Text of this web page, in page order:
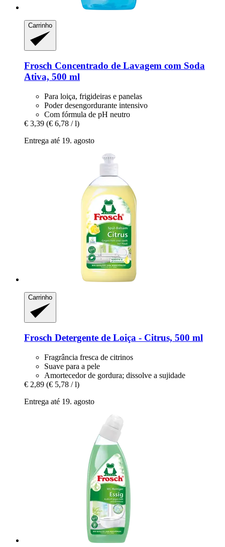
Carrinho
Frosch Concentrado de Lavagem com Soda
Ativa, 500 ml
Para loiça, frigideiras e panelas
Poder desengordurante intensivo
Com fórmula de pH neutro
€ 3,39 (€ 6,78 / l)
Entrega até 19. agosto
Carrinho
Frosch Detergente de Loiça -​ Citrus, 500 ml
Fragrância fresca de citrinos
Suave para a pele
Amortecedor de gordura; dissolve a sujidade
€ 2,89 (€ 5,78 / l)
Entrega até 19. agosto